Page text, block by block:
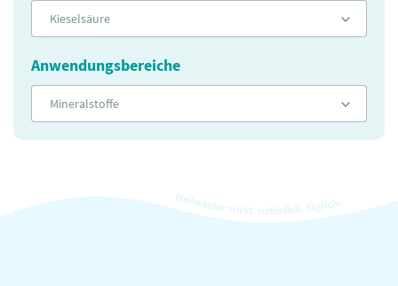
Kieselsäure
Anwendungsbereiche
Mineralstoffe